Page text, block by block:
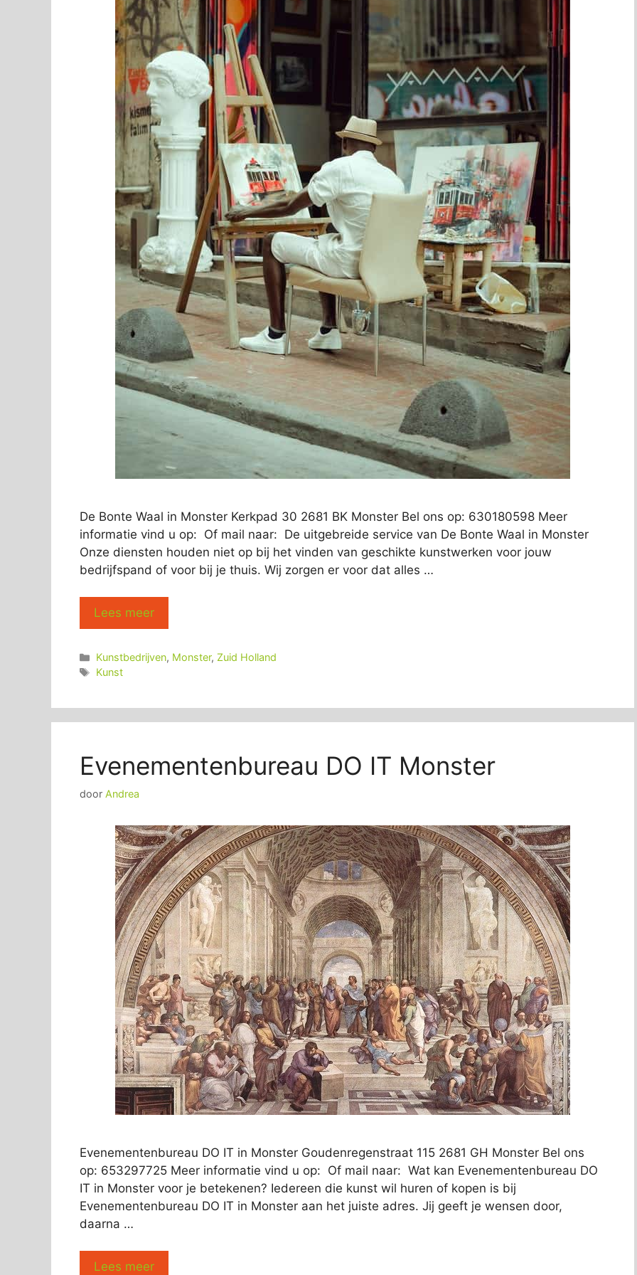
De Bonte Waal in Monster Kerkpad 30 2681 BK Monster Bel ons op: 630180598 Meer
informatie vind u op: Of mail naar: De uitgebreide service van De Bonte Waal in Monster
Onze diensten houden niet op bij het vinden van geschikte kunstwerken voor jouw
bedrijfspand of voor bij je thuis. Wij zorgen er voor dat alles …
Lees meer
Categorieën
Kunstbedrijven, Monster, Zuid Holland
Tags
Kunst
Evenementenbureau DO IT Monster
door Andrea
Evenementenbureau DO IT in Monster Goudenregenstraat 115 2681 GH Monster Bel ons
op: 653297725 Meer informatie vind u op: Of mail naar: Wat kan Evenementenbureau DO
IT in Monster voor je betekenen? Iedereen die kunst wil huren of kopen is bij
Evenementenbureau DO IT in Monster aan het juiste adres. Jij geeft je wensen door,
daarna …
Lees meer